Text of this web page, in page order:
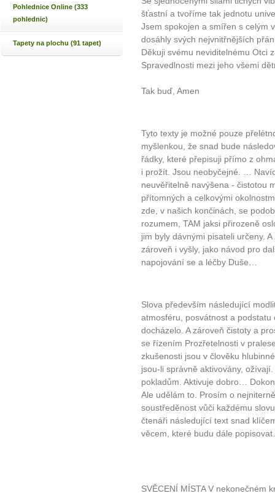
Pohlednice Online (333
pohlednic)
Tapety na plochu (91 tapet)
šťastní a tvoříme tak jednotu
Jsem spokojen a smířen s celým
dosáhly svých nejvnitřnějších
Děkuji svému neviditelnému Otci
Spravedlnosti mezi jeho všemi
Tak buď, Amen
Tyto texty je možné pouze
myšlenkou, že snad bude
řádky, které přepisuji přímo z
i prožít. Jsou neobyčejné. …
neuvěřitelně navýšena - čistotou
přítomných a celkovými
zde, v našich končinách, se
rozumem, TAM jaksi přirozeně
jim byly dávnými pisateli určeny.
zároveň i vyšly, jako návod pro
napojování se a léčby Duše…
Slova především následující
atmosféru, posvátnost a
docházelo. A zároveň čistoty a
se řízením Prozřetelnosti v
zkušenosti jsou v člověku
jsou-li správně aktivovány,
pokladům. Aktivuje dobro…
Ale udělám to. Prosím o
soustředěnost vůči každému
čtenáři následující text snad
věcem, které budu dále
SVĚCENÍ MÍSTA V nekonečném